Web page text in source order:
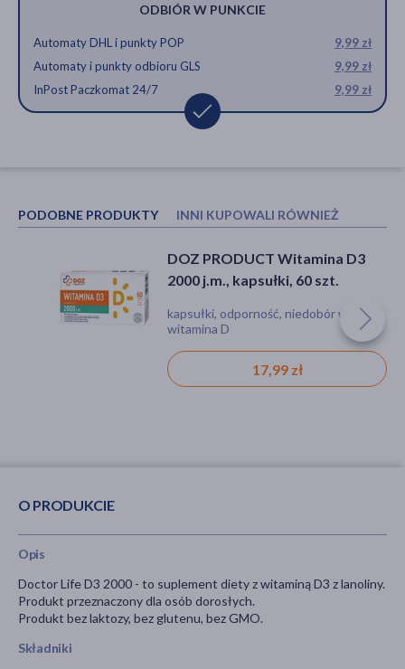
ODBIÓR W PUNKCIE
Automaty DHL i punkty POP
9,99 zł
Automaty i punkty odbioru GLS
9,99 zł
InPost Paczkomat 24/7
9,99 zł
PODOBNE PRODUKTY INNI KUPOWALI RÓWNIEŻ
DOZ PRODUCT Witamina D3
2000 j.m., kapsułki, 60 szt.
kapsułki, odporność, niedobór witamin,
witamina D
17,99 zł
DoctorLife Cynk Optima 15 mg,
kapsułki, 120 szt.
kapsułki, obniżona odporność
47,99 zł
O PRODUKCIE
Opis
Doctor Life D3 2000 - to suplement diety z witaminą D3 z lanoliny.
Produkt przeznaczony dla osób dorosłych.
Produkt bez laktozy, bez glutenu, bez GMO.
Składniki